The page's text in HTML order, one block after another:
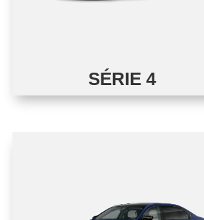
SÉRIE 4